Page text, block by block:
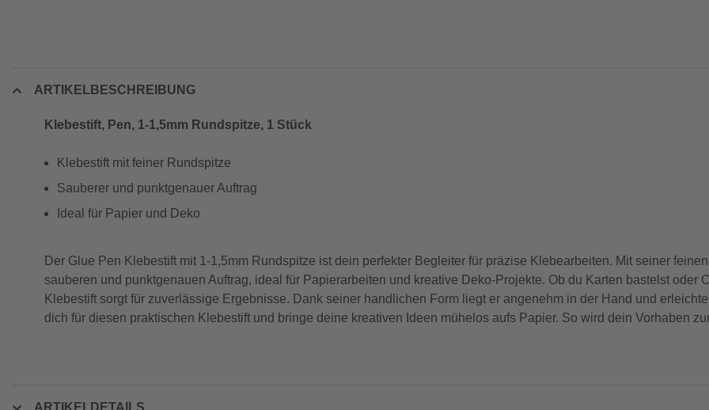
ARTIKELBESCHREIBUNG
Klebestift, Pen, 1-1,5mm Rundspitze, 1 Stück
Klebestift mit feiner Rundspitze
Sauberer und punktgenauer Auftrag
Ideal für Papier und Deko
Der Glue Pen Klebestift mit 1-1,5mm Rundspitze ist dein perfekter Begleiter für präzise Klebearbeiten. Mit seiner
sauberen und punktgenauen Auftrag, ideal für Papierarbeiten und kreative Deko-Projekte. Ob du Karten bastelst oder
Klebestift sorgt für zuverlässige Ergebnisse. Dank seiner handlichen Form liegt er angenehm in der Hand und
dich für diesen praktischen Klebestift und bringe deine kreativen Ideen mühelos aufs Papier. So wird dein Vorhaben
ARTIKELDETAILS